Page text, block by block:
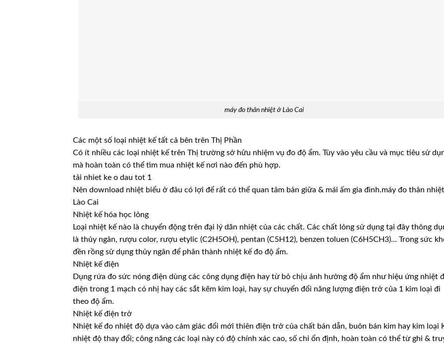
máy đo thân nhiệt ở Lào Cai
Các một số loại nhiệt kế tất cả bên trên Thị Phần
Có ít nhiều các loại nhiệt kế trên Thị trường sở hữu nhiệm vụ đo độ ẩm. Tùy vào yêu cầu và mục tiêu sử
mà hoàn toàn có thể tìm mua nhiệt kế nơi nào đến phù hợp.
tải nhiet ke o dau tot 1
Nên download nhiệt biểu ở đâu có lợi để rất có thể quan tâm bản giữa & mái ấm gia đình.máy đo thân
Lào Cai
Nhiệt kế hóa học lỏng
Loại nhiệt kế nào là chuyển động trên đại lý dãn nhiệt của các chất. Các chất lỏng sử dụng tại đây thông
là thủy ngân, rượu color, rượu etylic (C2H5OH), pentan (C5H12), benzen toluen (C6H5CH3)… Trong sức
đền rồng sử dụng thủy ngân để phân thành nhiệt kế đo độ ẩm.
Nhiệt kế điện
Dụng rứa đo sức nóng điện dùng các công dụng điện hay từ bỏ chịu ảnh hưởng độ ẩm như hiệu ứng nhiệt
điện trong 1 mạch có nhị hay các sắt kẽm kim loại, hay sự chuyển đổi năng lượng điện trở của 1 kim loại đi
theo độ ẩm.
Nhiệt kế điện trở
Nhiệt kế đo nhiệt độ dựa vào cảm giác đổi mới thiên điện trở của chất bán dẫn, buôn bán kim hay kim loại
nhiệt độ thay đổi; công năng các loại này có độ chính xác cao, số chỉ ổn định, hoàn toàn có thể từ ghi &